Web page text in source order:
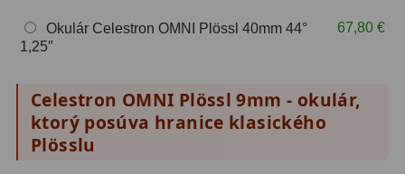
Farebné66
Redukcia 1,25" a 2"17
Okulárové výťahy a ostrenie
Okulár Celestron OMNI Plössl 40mm 44°
1,25″
67,80 €
Celestron OMNI Plössl 9mm - okulár,
ktorý posúva hranice klasického
Plösslu